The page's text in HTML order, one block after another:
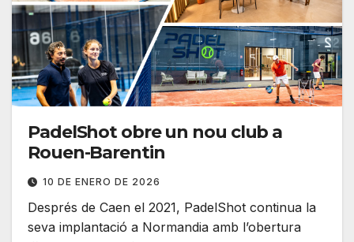
PadelShot obre un nou club a
Rouen-Barentin
10 DE ENERO DE 2026
Després de Caen el 2021, PadelShot continua la
seva implantació a Normandia amb l’obertura